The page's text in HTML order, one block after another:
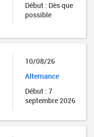
Début : Dès que
possible
10/08/26
Alternance
Début : 7
septembre 2026